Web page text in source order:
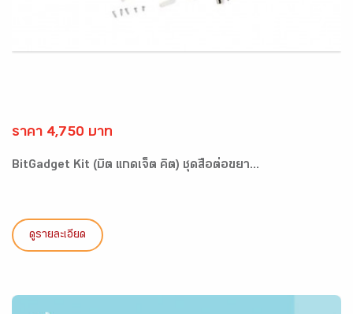
ราคา 4,750 บาท
BitGadget Kit (บิต แกดเจ็ต คิต) ชุดสื่อต่อขยา...
ดูรายละเอียด